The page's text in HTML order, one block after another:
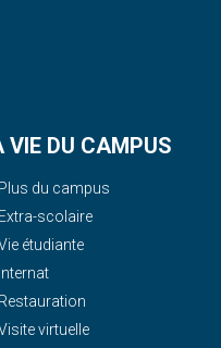
VIE DU CAMPUS
Plus du campus
Extra-scolaire
étudiante
Internat
Restauration
virtuelle